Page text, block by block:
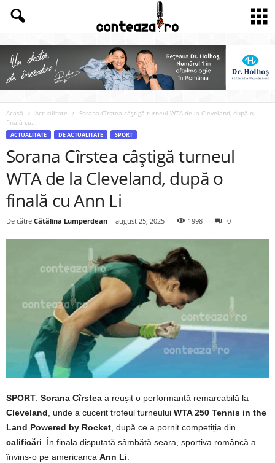
Acasă Actualitate
Sorana Cîrstea câștigă turneul WTA de la Cleveland, după o
finală cu...
ACTUALITATE DE ACTUALITATE SPORT
Sorana Cîrstea câștigă turneul
WTA de la Cleveland, după o
finală cu Ann Li
De către Cătălina Lumperdean - august 25, 2025 1998 0
SPORT Sorana Cîrstea a reușit o performanță remarcabilă la
Cleveland , unde a cucerit trofeul turneului WTA 250 Tennis in the
Land Powered by Rocket , după ce a pornit competiția din
calificări . În finala disputată sâmbătă seara, sportiva româncă a
învins-o pe americanca Ann Li